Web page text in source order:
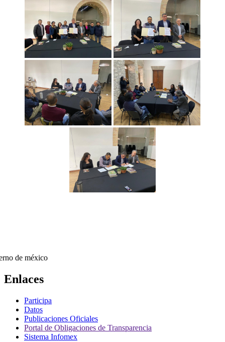
Enlaces
Participa
Datos
Publicaciones Oficiales
Portal de Obligaciones de Transparencia
Sistema Infomex